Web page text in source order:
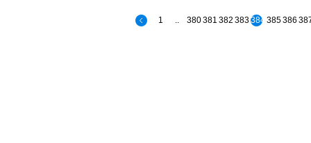
1 380381 382 383384 385386